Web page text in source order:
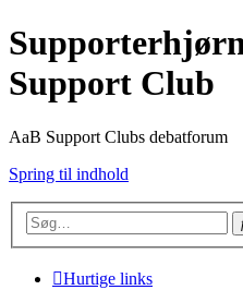
Support Club
AaB Support Clubs debatforum
Spring til indhold
Hurtige links